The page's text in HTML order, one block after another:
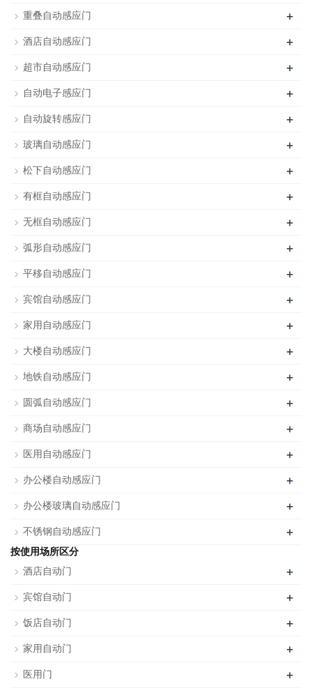
重叠自动感应门 +
酒店自动感应门 +
超市自动感应门 +
自动电子感应门 +
自动旋转感应门 +
玻璃自动感应门 +
松下自动感应门 +
有框自动感应门 +
无框自动感应门 +
弧形自动感应门 +
平移自动感应门 +
宾馆自动感应门 +
家用自动感应门 +
大楼自动感应门 +
地铁自动感应门 +
圆弧自动感应门 +
商场自动感应门 +
医用自动感应门 +
办公楼自动感应门 +
办公楼玻璃自动感应门 +
不锈钢自动感应门 +
按使用场所区分
酒店自动门
+
宾馆自动门 +
饭店自动门 +
家用自动门 +
医用门
+